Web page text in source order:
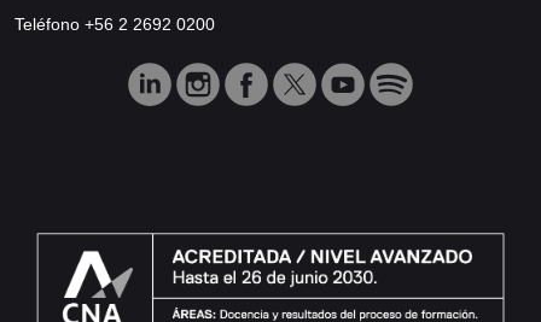
Teléfono +56 2 2692 0200